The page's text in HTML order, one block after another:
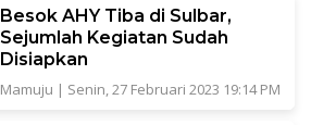
Besok AHY Tiba di Sulbar,
Sejumlah Kegiatan Sudah
Disiapkan
Mamuju | Senin, 27 Februari 2023 19:14 PM